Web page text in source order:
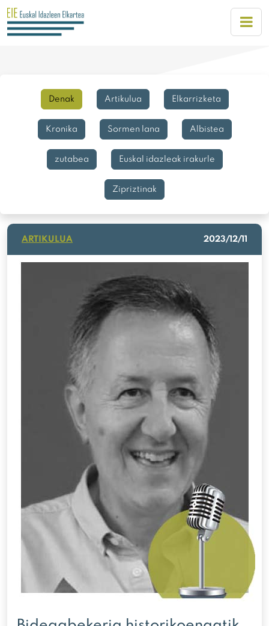
Denak Artikulua Elkarrizketa
Kronika Sormen lana Albistea
zutabea Euskal idazleak irakurle
Zipriztinak
ARTIKULUA 2023/12/11